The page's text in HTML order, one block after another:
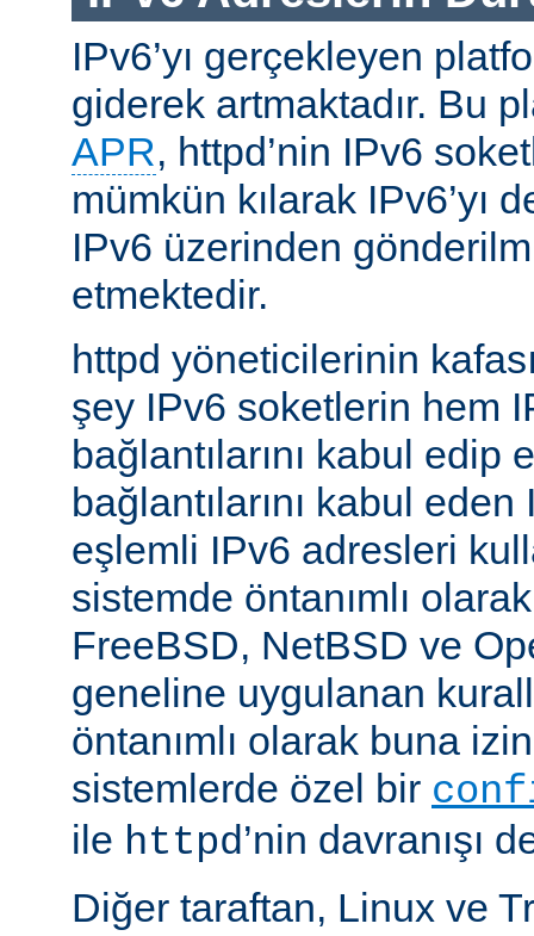
IPv6’yı gerçekleyen
giderek artmaktadır. Bu
APR, httpd’nin IPv6
mümkün kılarak IPv6’yı
IPv6 üzerinden
etmektedir.
httpd yöneticilerinin
şey IPv6 soketlerin hem
bağlantılarını kabul edip
bağlantılarını kabul
eşlemli IPv6 adresleri
sistemde öntanımlı
FreeBSD, NetBSD ve
geneline uygulanan
öntanımlı olarak buna
sistemlerde özel bir
ile httpd’nin davranışı
Diğer taraftan, Linux ve